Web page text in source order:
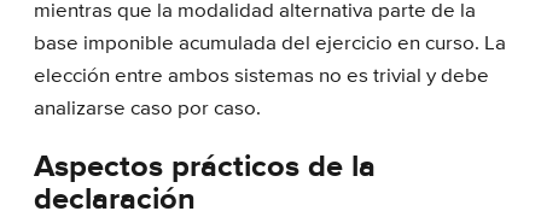
mientras que la modalidad alternativa parte de la
base imponible acumulada del ejercicio en curso. La
elección entre ambos sistemas no es trivial y debe
analizarse caso por caso.
Aspectos prácticos de la
declaración